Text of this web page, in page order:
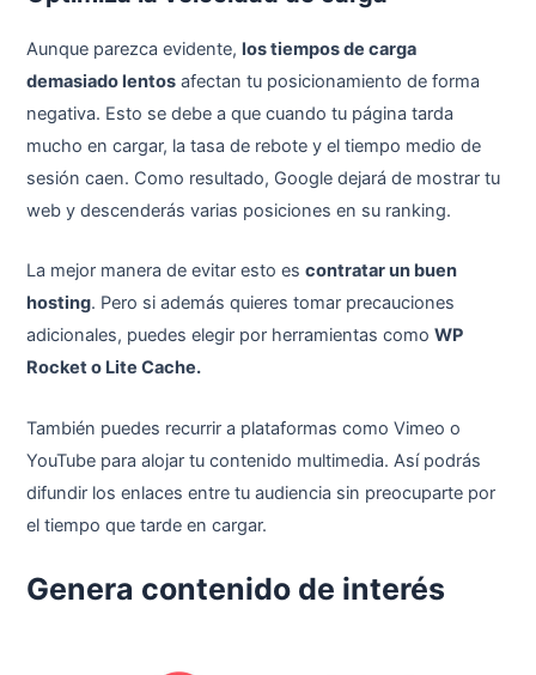
Aunque parezca evidente,los tiempos de carga
demasiado lentos afectan tu posicionamiento de forma
negativa. Esto se debe a que cuando tu página tarda
mucho en cargar, la tasa de rebote y el tiempo medio de
sesión caen. Como resultado, Google dejará de mostrar tu
web y descenderás varias posiciones en su ranking.
La mejor manera de evitar esto escontratar un buen
hosting. Pero si además quieres tomar precauciones
adicionales, puedes elegir por herramientas comoWP
Rocket o Lite Cache.
También puedes recurrir a plataformas como Vimeo o
YouTube para alojar tu contenido multimedia. Así podrás
difundir los enlaces entre tu audiencia sin preocuparte por
el tiempo que tarde en cargar.
Genera contenido de interés